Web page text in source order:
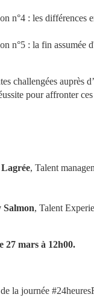
n°4 : les différences
n°5 : la fin assumée
challengées auprès
pour affronter
, Talent
Salmon, Talent
27 mars à 12h00.
la journée